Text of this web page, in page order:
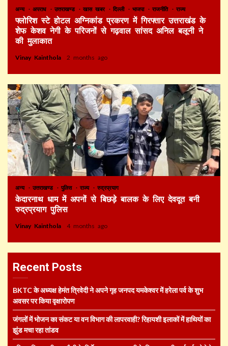
अन्य अपराध उत्तराखण्ड खास खबर दिल्ली भाजपा राजनीति राज्य
फ्लोरिश स्टे होटल अग्निकांड प्रकरण में गिरफ्तार उत्तराखंड के
शेफ केशव नेगी के परिजनों से गढ़वाल सांसद अनिल बलूनी ने
की मुलाकात
Vinay Kainthola 2 months ago
अन्य उत्तराखण्ड पुलिस राज्य रुद्रप्रयाग
केदारनाथ धाम में अपनों से बिछड़े बालक के लिए देवदूत बनी
रुद्रप्रयाग पुलिस
Vinay Kainthola 4 months ago
Recent Posts
BKTC के अध्यक्ष हेमंत त्रिवेदी ने अपने गृह जनपद यमकेश्वर में हरेला पर्व के शुभ
अवसर पर किया वृक्षारोपण
जंगलों में भोजन का संकट या वन विभाग की लापरवाही? रिहायशी इलाकों में हाथियों का
झुंड मचा रहा तांडव